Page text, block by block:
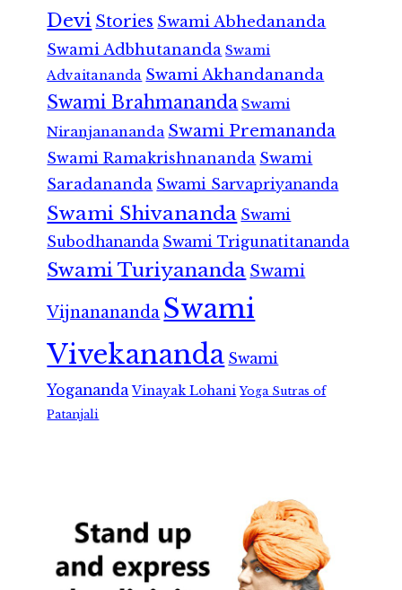
Devi Stories Swami Abhedananda
Swami Adbhutananda Swami
Advaitananda Swami Akhandananda
Swami Brahmananda Swami
Niranjanananda Swami Premananda
Swami Ramakrishnananda Swami
Saradananda Swami Sarvapriyananda
Swami Shivananda Swami
Subodhananda Swami Trigunatitananda
Swami Turiyananda Swami
Vijnanananda Swami
Vivekananda Swami
Yogananda Vinayak Lohani Yoga Sutras of
Patanjali